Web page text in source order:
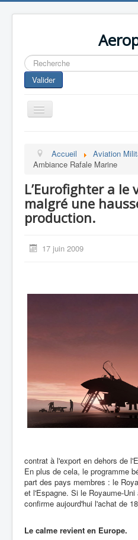
Rechercher
Valider
Toggle
Navigation
Aviation Commerciale
Aviation Militaire
Europespace
Accueil
Aviation
Ambiance Rafale Marine
L’Eurofighter a le
malgré une
production.
17 juin 2009
contrat à l'export en dehors de
En plus de cela, le programme
part des pays membres : le
et l'Espagne. Si le Royaume-
confirme aujourd'hui l'achat de
Le calme revient en Europe.